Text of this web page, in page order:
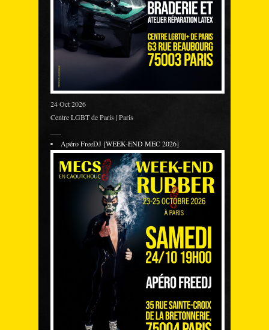
24 Oct 2026
Centre LGBT de Paris | Paris
Apéro FreeDJ [WEEK-END MEC 2026]